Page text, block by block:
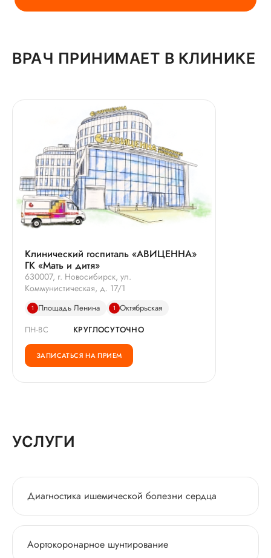
ВРАЧ ПРИНИМАЕТ В КЛИНИКЕ
Клинический госпиталь «АВИЦЕННА»
ГК «Мать и дитя»
630007, г. Новосибирск, ул.
Коммунистическая, д. 17/1
1 Площадь Ленина 1
Октябрьская
ПН-ВС
КРУГЛОСУТОЧНО
ЗАПИСАТЬСЯ НА ПРИЕМ
УСЛУГИ
Диагностика ишемической болезни сердца
Аортокоронарное шунтирование